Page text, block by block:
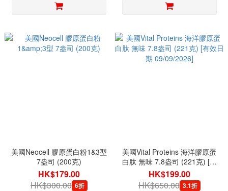
美國Neocell 膠原蛋白粉1&3型
7盎司 (200克)
HK$179.00
HK$300.00 6折
美國Vital Proteins 海洋膠原蛋
白肽 無味 7.8盎司 (221克) [有
效日期 09/09/2026]
HK$199.00
HK$650.00 3.1折